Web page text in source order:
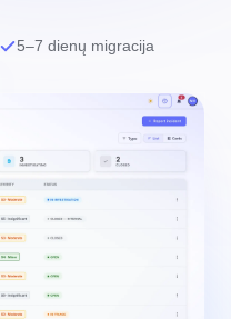
5–7 dienų migracija